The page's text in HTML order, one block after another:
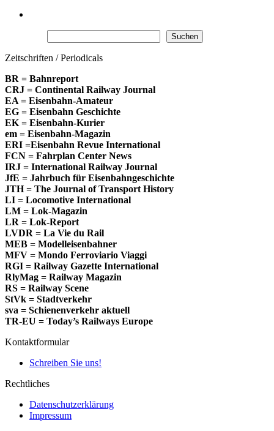
Suchen
Zeitschriften / Periodicals
BR = Bahnreport
CRJ = Continental Railway Journal
EA = Eisenbahn-Amateur
EG = Eisenbahn Geschichte
EK = Eisenbahn-Kurier
em = Eisenbahn-Magazin
ERI =Eisenbahn Revue International
FCN = Fahrplan Center News
IRJ = International Railway Journal
JfE = Jahrbuch für Eisenbahngeschichte
JTH = The Journal of Transport History
LI = Locomotive International
LM = Lok-Magazin
LR = Lok-Report
LVDR = La Vie du Rail
MEB = Modelleisenbahner
MFV = Mondo Ferroviario Viaggi
RGI = Railway Gazette International
RlyMag = Railway Magazin
RS = Railway Scene
StVk = Stadtverkehr
sva = Schienenverkehr aktuell
TR-EU = Today’s Railways Europe
Kontaktformular
Schreiben Sie uns!
Rechtliches
Datenschutzerklärung
Impressum